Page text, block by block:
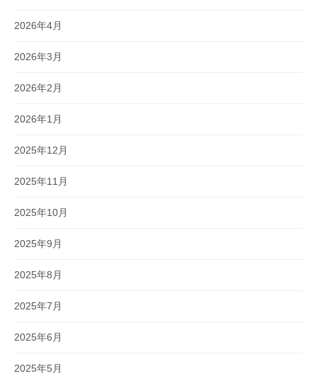
2026年4月
2026年3月
2026年2月
2026年1月
2025年12月
2025年11月
2025年10月
2025年9月
2025年8月
2025年7月
2025年6月
2025年5月